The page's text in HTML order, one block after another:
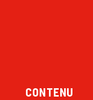
CONTENU